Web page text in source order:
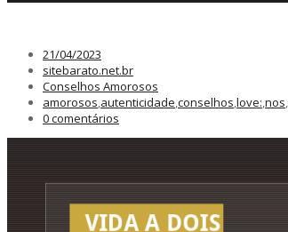
21/04/2023
sitebarato.net.br
Conselhos Amorosos
amorosos autenticidade conselhos love: nos
0 comentários